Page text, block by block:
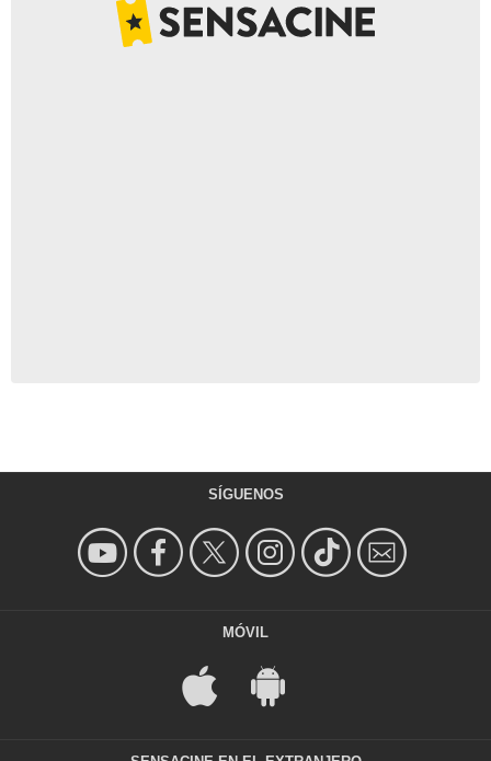
SÍGUENOS
MÓVIL